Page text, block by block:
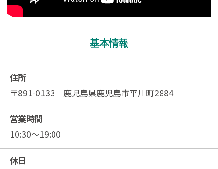
基本情報
住所
〒891-0133 鹿児島県鹿児島市平川町2884
営業時間
10:30〜19:00
休日